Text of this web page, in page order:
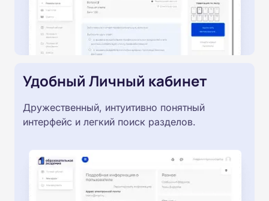
Удобный Личный кабинет
Дружественный, интуитивно понятный
интерфейс и легкий поиск разделов.